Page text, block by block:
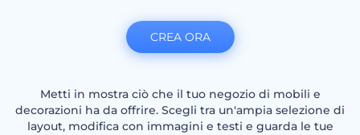
Metti in mostra ciò che il tuo negozio di mobili e
decorazioni ha da offrire. Scegli tra un'ampia selezione di
layout, modifica con immagini e testi e guarda le tue
CREA ORA